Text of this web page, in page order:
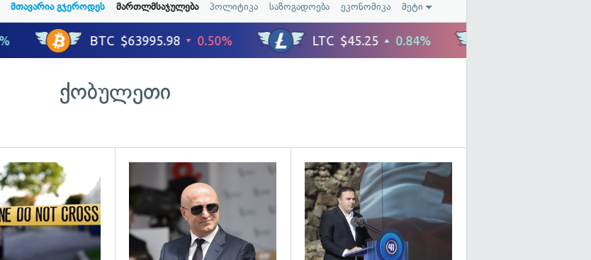
მთავარია გჯეროდეს მართლმსაჯულება პოლიტიკა საზოგადოება ეკონომიკა მეტი
ქობულეთი
გადახედვა